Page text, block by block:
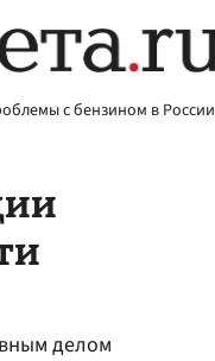
с бензином в России
делом